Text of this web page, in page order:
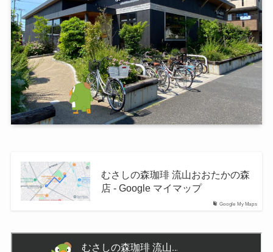
Google My Maps
むさしの森珈琲 流山おおたかの森
店 - Google マイマップ